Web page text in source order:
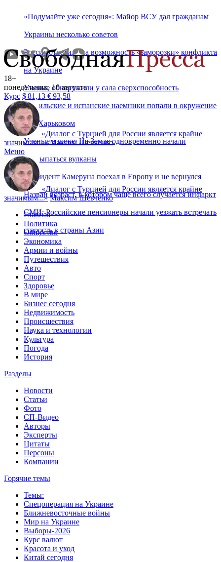
«Подумайте уже сегодня»: Майор ВСУ дал гражданам
Украины несколько советов
Россия ответила на возможность «заморозки» конфликта
на Украине
Ученые обнаружили у сала сверхспособность
Бразильские и испанские наемники попали в окружение
под Харьковом
Ученые в шоке: На Земле одновременно начали
просыпаться вулканы
Президент Камеруна поехал в Европу и не вернулся
Назван возраст, в котором чаще всего случается инфаркт
СМИ: Российские пенсионеры начали уезжать встречать
старость в страны Азии
18+
понедельник, 10 августа
Курс $81,13 €93,58
«Диалог с Турцией для России является крайне
значимым...» Максим Шевченко
Меню
«Диалог с Турцией для России является крайне
значимым...» Максим Шевченко
Главная
Политика
Общество
Экономика
Армии и войны
Путешествия
Авто
Спорт
Здоровье
В мире
Бизнес сегодня
Недвижимость
Происшествия
Наука и технологии
Культура
Погода
История
Разделы
Новости
Статьи
Фото
СП-Видео
Авторы
Эксперты
Цитаты
Персоны
Компании
Горячие темы
Темы:
Спецоперация на Украине
Ближневосточные войны
Мир на Украине
Выборы-2026
Курс валют
Красота и уход
Китай сегодня